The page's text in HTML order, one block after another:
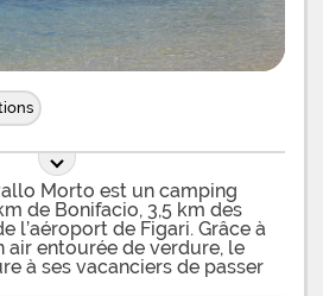
Morto est un camping
de Bonifacio, 3,5 km des
l’aéroport de Figari. Grâce à
air entourée de verdure, le
à ses vacanciers de passer